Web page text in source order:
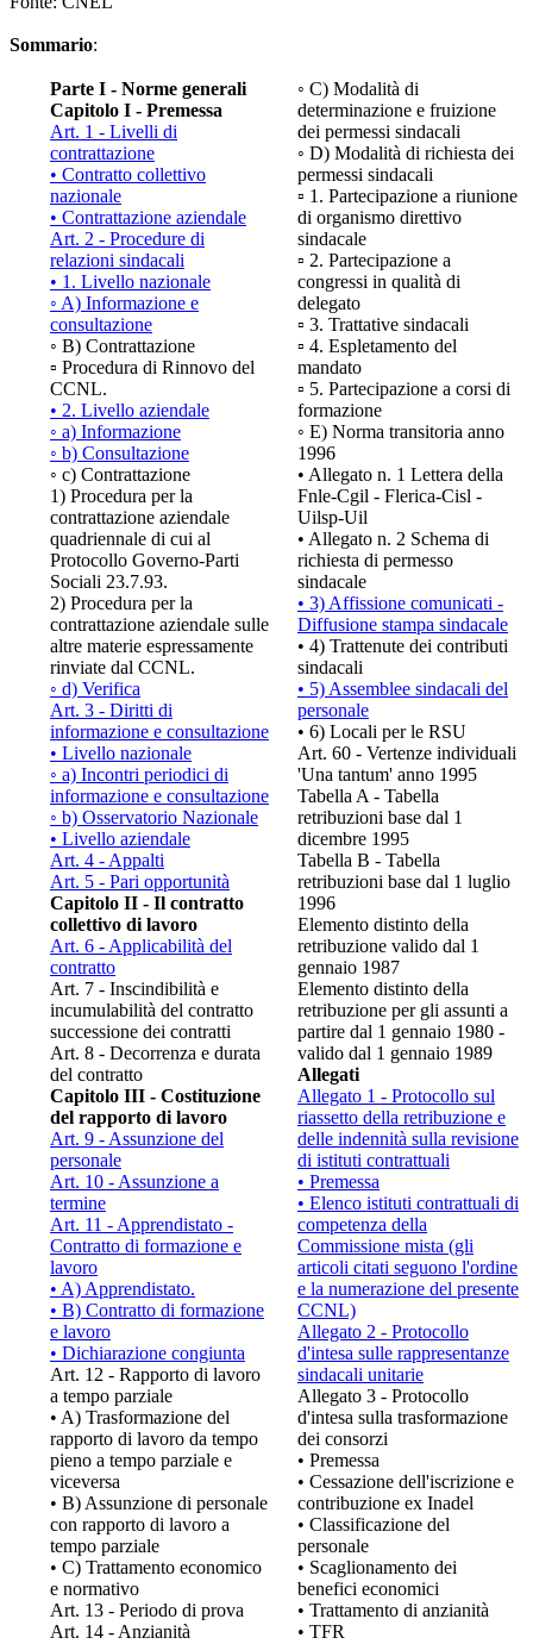
Sommario:
Parte I - Norme generali
Capitolo I - Premessa
Art. 1 - Livelli di
contrattazione
• Contratto collettivo
nazionale
• Contrattazione aziendale
Art. 2 - Procedure di
relazioni sindacali
• 1. Livello nazionale
◦ A) Informazione e
consultazione
◦ B) Contrattazione
▫ Procedura di Rinnovo del
CCNL.
• 2. Livello aziendale
◦ a) Informazione
◦ b) Consultazione
◦ c) Contrattazione
1) Procedura per la
contrattazione aziendale
quadriennale di cui al
Protocollo Governo-Parti
Sociali 23.7.93.
2) Procedura per la
contrattazione aziendale sulle
altre materie espressamente
rinviate dal CCNL.
◦ d) Verifica
Art. 3 - Diritti di
informazione e consultazione
• Livello nazionale
◦ a) Incontri periodici di
informazione e consultazione
◦ b) Osservatorio Nazionale
• Livello aziendale
Art. 4 - Appalti
Art. 5 - Pari opportunità
Capitolo II - Il contratto
collettivo di lavoro
Art. 6 - Applicabilità del
contratto
Art. 7 - Inscindibilità e
incumulabilità del contratto
successione dei contratti
Art. 8 - Decorrenza e durata
del contratto
Capitolo III - Costituzione
del rapporto di lavoro
Art. 9 - Assunzione del
personale
Art. 10 - Assunzione a
termine
Art. 11 - Apprendistato -
Contratto di formazione e
lavoro
• A) Apprendistato.
• B) Contratto di formazione
e lavoro
• Dichiarazione congiunta
Art. 12 - Rapporto di lavoro
a tempo parziale
• A) Trasformazione del
rapporto di lavoro da tempo
pieno a tempo parziale e
viceversa
• B) Assunzione di personale
con rapporto di lavoro a
tempo parziale
• C) Trattamento economico
e normativo
Art. 13 - Periodo di prova
Art. 14 - Anzianità
◦ C) Modalità di
determinazione e fruizione
dei permessi sindacali
◦ D) Modalità di richiesta dei
permessi sindacali
▫ 1. Partecipazione a riunione
di organismo direttivo
sindacale
▫ 2. Partecipazione a
congressi in qualità di
delegato
▫ 3. Trattative sindacali
▫ 4. Espletamento del
mandato
▫ 5. Partecipazione a corsi di
formazione
◦ E) Norma transitoria anno
1996
• Allegato n. 1 Lettera della
Fnle-Cgil - Flerica-Cisl -
Uilsp-Uil
• Allegato n. 2 Schema di
richiesta di permesso
sindacale
• 3) Affissione comunicati -
Diffusione stampa sindacale
• 4) Trattenute dei contributi
sindacali
• 5) Assemblee sindacali del
personale
• 6) Locali per le RSU
Art. 60 - Vertenze individuali
'Una tantum' anno 1995
Tabella A - Tabella
retribuzioni base dal 1
dicembre 1995
Tabella B - Tabella
retribuzioni base dal 1 luglio
1996
Elemento distinto della
retribuzione valido dal 1
gennaio 1987
Elemento distinto della
retribuzione per gli assunti a
partire dal 1 gennaio 1980 -
valido dal 1 gennaio 1989
Allegati
Allegato 1 - Protocollo sul
riassetto della retribuzione e
delle indennità sulla revisione
di istituti contrattuali
• Premessa
• Elenco istituti contrattuali di
competenza della
Commissione mista (gli
articoli citati seguono l'ordine
e la numerazione del presente
CCNL)
Allegato 2 - Protocollo
d'intesa sulle rappresentanze
sindacali unitarie
Allegato 3 - Protocollo
d'intesa sulla trasformazione
dei consorzi
• Premessa
• Cessazione dell'iscrizione e
contribuzione ex Inadel
• Classificazione del
personale
• Scaglionamento dei
benefici economici
• Trattamento di anzianità
• TFR